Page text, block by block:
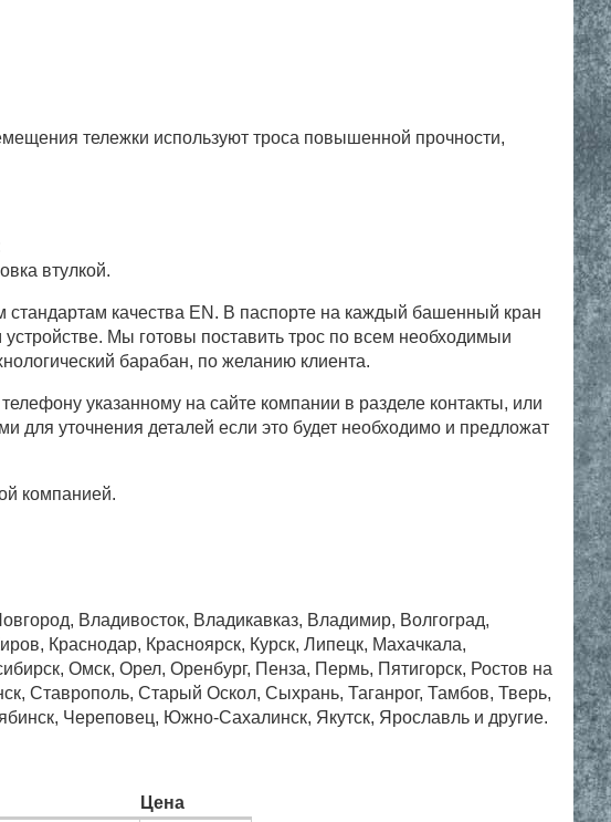
тележки используют троса повышенной прочности,
втулкой.
качества EN. В паспорте на каждый башенный кран
Мы готовы поставить трос по всем необходимыи
барабан, по желанию клиента.
указанному на сайте компании в разделе контакты, или
для уточнения деталей если это будет необходимо и предложат
компанией.
Владивосток, Владикавказ, Владимир, Волгоград,
Краснодар, Красноярск, Курск, Липецк, Махачкала,
Омск, Орел, Оренбург, Пенза, Пермь, Пятигорск, Ростов на
Ставрополь, Старый Оскол, Сыхрань, Таганрог, Тамбов, Тверь,
Череповец, Южно-Сахалинск, Якутск, Ярославль и другие.
Цена